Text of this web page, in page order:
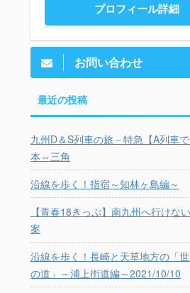
プロフィール詳細
お問い合わせ
最近の投稿
九州D＆S列車の旅－特急【A列車
本⇔三角
沿線を歩く！指宿～知林ヶ島編～
【青春18きっぷ】南九州へ行けな
案
沿線を歩く！長崎と天草地方の「
の道」～浦上街道編～2021/10/10